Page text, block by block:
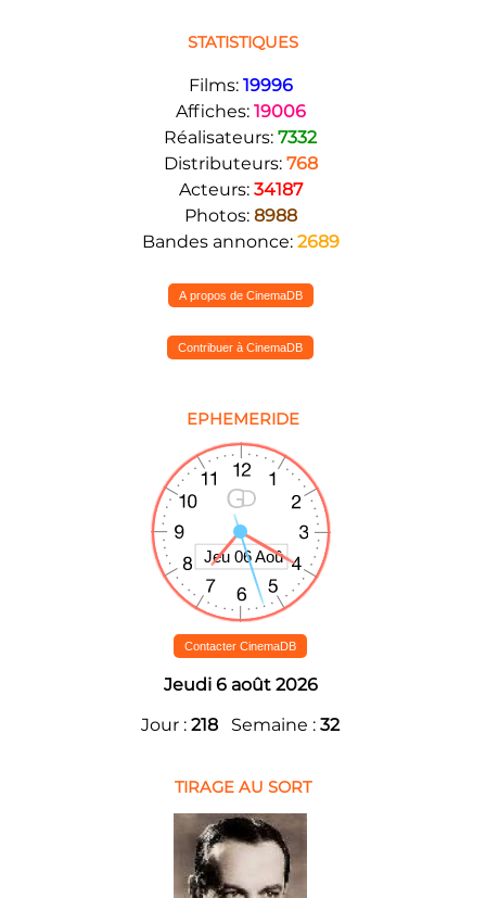
STATISTIQUES
Films: 19996
Affiches: 19006
Réalisateurs: 7332
Distributeurs: 768
Acteurs: 34187
Photos: 8988
Bandes annonce: 2689
A propos de CinemaDB
Contribuer à CinemaDB
EPHEMERIDE
Contacter CinemaDB
Jeudi 6 août 2026
Jour : 218 Semaine : 32
TIRAGE AU SORT